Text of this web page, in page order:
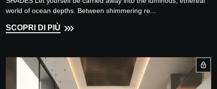
world of ocean depths. Between shimmering re...
SCOPRI DI PIÙ